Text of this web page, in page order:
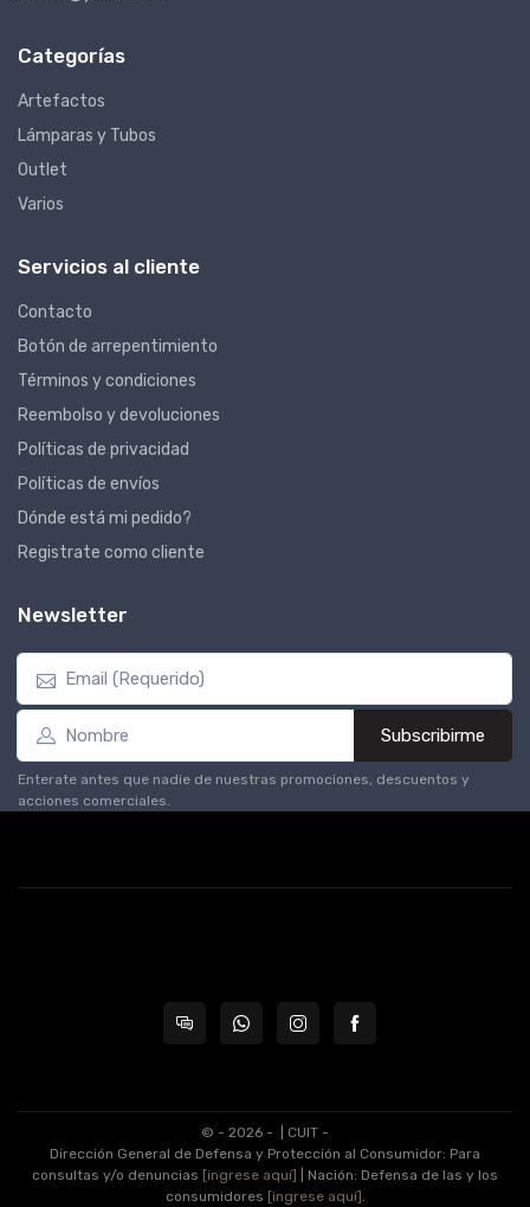
Categorías
Artefactos
Lámparas y Tubos
Outlet
Varios
Servicios al cliente
Contacto
Botón de arrepentimiento
Términos y condiciones
Reembolso y devoluciones
Políticas de privacidad
Políticas de envíos
Dónde está mi pedido?
Registrate como cliente
Newsletter
Subscribirme
Enterate antes que nadie de nuestras promociones, descuentos y
acciones comerciales.
© - 2026 -
| CUIT -
Dirección General de Defensa y Protección al Consumidor: Para
consultas y/o denuncias [ingrese aquí]
| Nación: Defensa de las y los
consumidores [ingrese aquí] .